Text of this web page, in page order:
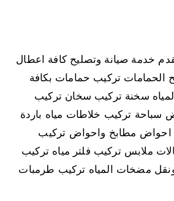
خدمة صيانة وتصليح كافة اعطال
تركيب حمامات بكافة
سخنة تركيب سخان تركيب
سباحة تركيب خلاطات مياه باردة
احواض مطابخ واحواض تركيب
ملابس تركيب فلتر مياه تركيب
مضخات المياه تركيب طرمبات